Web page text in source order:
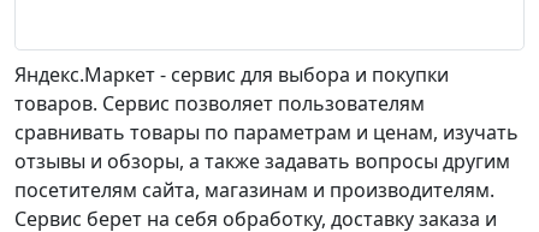
Яндекс.Маркет - сервис для выбора и покупки
товаров. Сервис позволяет пользователям
сравнивать товары по параметрам и ценам, изучать
отзывы и обзоры, а также задавать вопросы другим
посетителям сайта, магазинам и производителям.
Сервис берет на себя обработку, доставку заказа и